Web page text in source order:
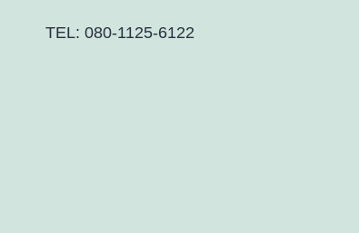
TEL: 080-1125-6122